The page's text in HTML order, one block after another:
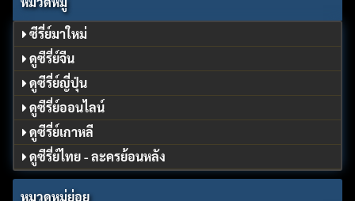
ซีรี่ย์มาใหม่
ดูซีรี่ย์จีน
ดูซีรี่ย์ญี่ปุ่น
ดูซีรี่ย์ออนไลน์
ดูซีรี่ย์เกาหลี
ดูซีรี่ย์ไทย - ละครย้อนหลัง
หมวดหมู่ย่อย